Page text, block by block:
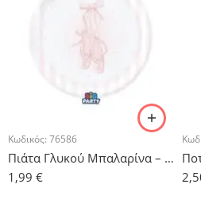
Κωδικός: 76586
Πιάτα Γλυκού Μπαλαρίνα – 6 τμχ.
1,99 €